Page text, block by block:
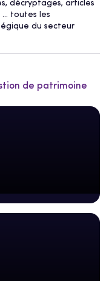
décryptages, articles
toutes les
du secteur
de patrimoine